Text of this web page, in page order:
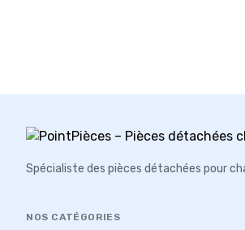
Spécialiste des pièces détachées pour
NOS CATÉGORIES